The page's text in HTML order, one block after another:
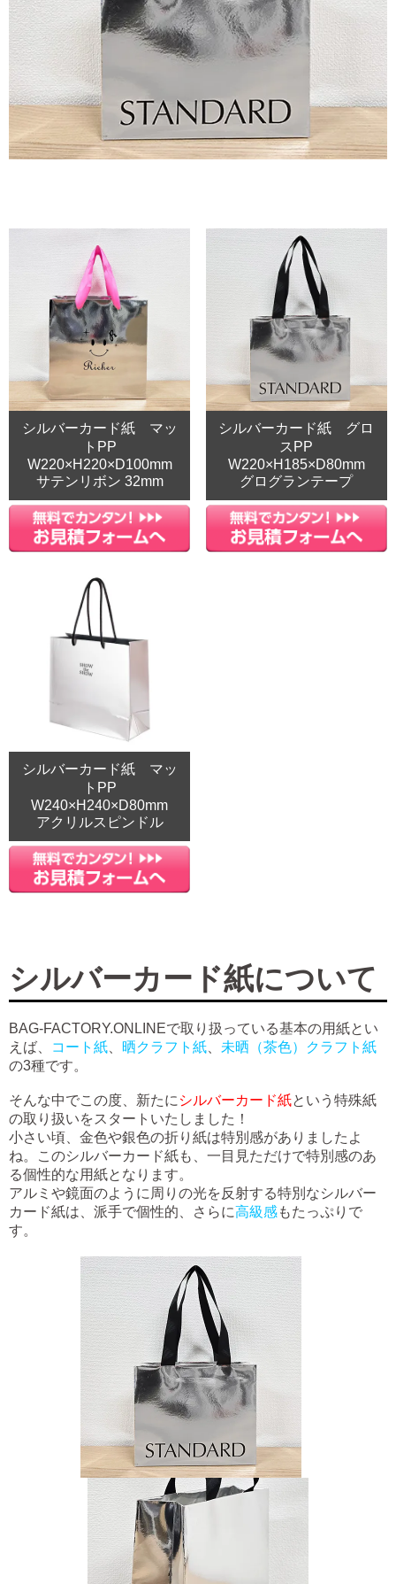
シルバーカード紙 マッ
トPP
W220×H220×D100mm
サテンリボン 32mm
シルバーカード紙 グロ
スPP
W220×H185×D80mm
グログランテープ
シルバーカード紙 マッ
トPP
W240×H240×D80mm
アクリルスピンドル
シルバーカード紙について
BAG-FACTORY.ONLINEで取り扱っている基本の用紙とい
えば、
コート紙 晒クラフト紙
未晒（茶色）クラフト紙
の3種です。
そんな中でこの度、新たに シルバーカード紙という特殊紙
の取り扱いをスタートいたしました！
小さい頃、金色や銀色の折り紙は特別感がありましたよ
ね。このシルバーカード紙も、一目見ただけで特別感のあ
る個性的な用紙となります。
アルミや鏡面のように周りの光を反射する特別なシルバー
カード紙は、派手で個性的、さらに高級感もたっぷりで
す。